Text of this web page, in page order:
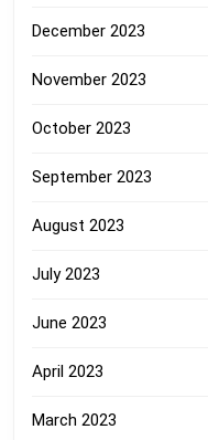
December 2023
November 2023
October 2023
September 2023
August 2023
July 2023
June 2023
April 2023
March 2023